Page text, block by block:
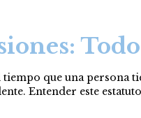
que una persona
Entender este